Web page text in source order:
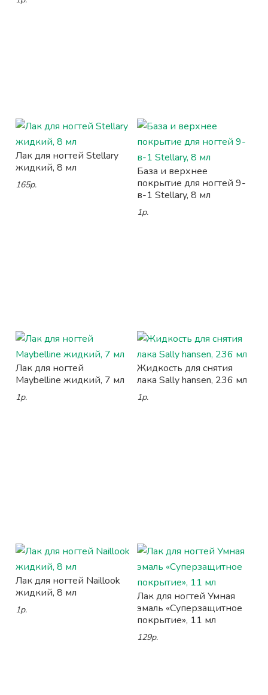
Лак для ногтей Stellary
жидкий, 8 мл
165р.
База и верхнее
покрытие для ногтей 9-
в-1 Stellary, 8 мл
1р.
Лак для ногтей
Maybelline жидкий, 7 мл
1р.
Жидкость для снятия
лака Sally hansen, 236 мл
1р.
Лак для ногтей Naillook
жидкий, 8 мл
1р.
Лак для ногтей Умная
эмаль «Суперзащитное
покрытие», 11 мл
129р.